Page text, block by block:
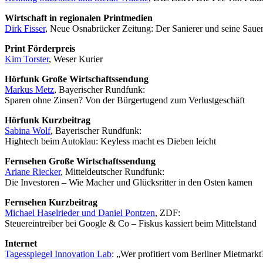
Wirtschaft in regionalen Printmedien
Dirk Fisser, Neue Osnabrücker Zeitung: Der Sanierer und seine
Print Förderpreis
Kim Torster, Weser Kurier
Hörfunk Große Wirtschaftssendung
Markus Metz, Bayerischer Rundfunk:
Sparen ohne Zinsen? Von der Bürgertugend zum Verlustgeschäft
Hörfunk Kurzbeitrag
Sabina Wolf, Bayerischer Rundfunk:
Hightech beim Autoklau: Keyless macht es Dieben leicht
Fernsehen Große Wirtschaftssendung
Ariane Riecker, Mitteldeutscher Rundfunk:
Die Investoren – Wie Macher und Glücksritter in den Osten kamen
Fernsehen Kurzbeitrag
Michael Haselrieder und Daniel Pontzen, ZDF:
Steuereintreiber bei Google & Co – Fiskus kassiert beim Mittelstand
Internet
Tagesspiegel Innovation Lab: „Wer profitiert vom Berliner